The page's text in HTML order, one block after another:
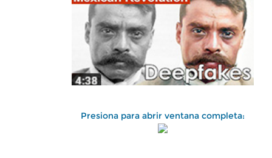
Presiona para abrir ventana completa: